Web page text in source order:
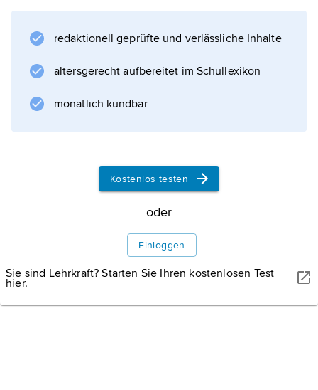
Suppiluliuma I.
Mattiwaza
von Mitanni als Schwurgott Mithras erwähnt.
In Indien stand er als
Informationen zum Artikel
redaktionell geprüfte und verlässliche Inhalte
altersgerecht aufbereitet im Schullexikon
monatlich kündbar
Kostenlos testen
oder
Einloggen
Sie sind Lehrkraft? Starten Sie Ihren kostenlosen Test
hier.